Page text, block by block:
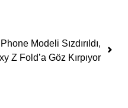
Modeli Sızdırıldı,
Z Fold’a Göz Kırpıyor